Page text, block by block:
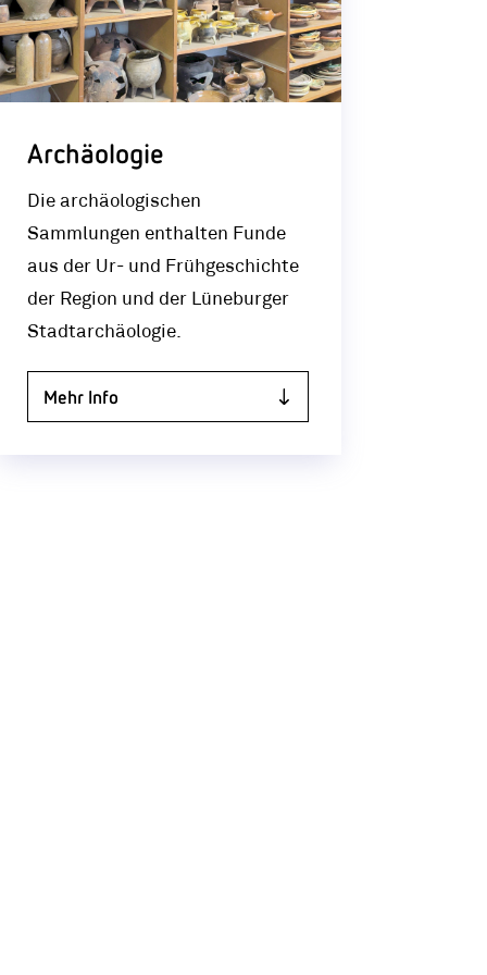
Archäologie
Die archäologischen
Sammlungen enthalten Funde
aus der Ur- und Frühgeschichte
der Region und der Lüneburger
Stadtarchäologie.
Mehr Info